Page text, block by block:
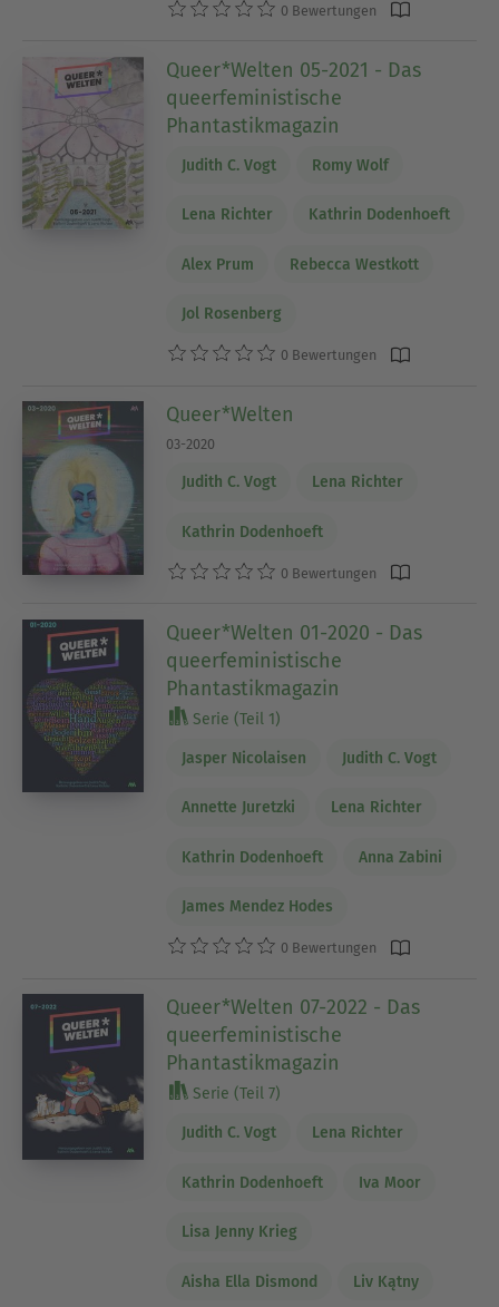
0 Bewertungen
Queer*Welten 05-2021 - Das
queerfeministische
Phantastikmagazin
Judith C. Vogt Romy Wolf
Lena Richter Kathrin Dodenhoeft
Alex Prum Rebecca Westkott
Jol Rosenberg
0 Bewertungen
Queer*Welten
03-2020
Judith C. Vogt Lena Richter
Kathrin Dodenhoeft
0 Bewertungen
Queer*Welten 01-2020 - Das
queerfeministische
Phantastikmagazin
Serie (Teil 1)
Jasper Nicolaisen Judith C. Vogt
Annette Juretzki Lena Richter
Kathrin Dodenhoeft Anna Zabini
James Mendez Hodes
0 Bewertungen
Queer*Welten 07-2022 - Das
queerfeministische
Phantastikmagazin
Serie (Teil 7)
Judith C. Vogt Lena Richter
Kathrin Dodenhoeft Iva Moor
Lisa Jenny Krieg
Aisha Ella Dismond Liv Kątny